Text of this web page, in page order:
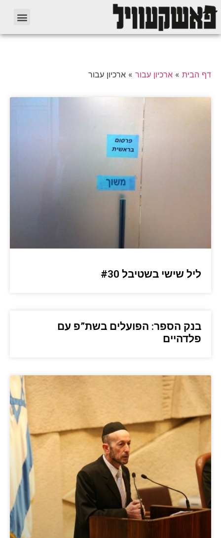
דף הבית » ארכיון עבור » ארכיון עבור
ליל שישי בשטיבל #30
בנק הספר: הפועלים בשת”פ עם
פלדהיים